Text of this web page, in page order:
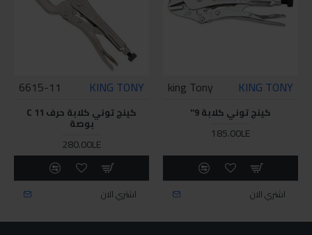
KING TONY
king Tony
كينج توني كلابة 9"
185.00LE
اشتري الان
KING TONY
6615-11
كينج توني كلابة حرف C 11
بوصة
280.00LE
اشتري الان